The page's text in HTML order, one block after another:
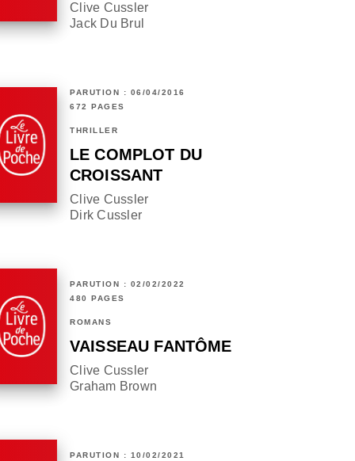
Clive Cussler
Jack Du Brul
PARUTION : 06/04/2016
672 PAGES
THRILLER
LE COMPLOT DU
CROISSANT
Clive Cussler
Dirk Cussler
PARUTION : 02/02/2022
480 PAGES
ROMANS
VAISSEAU FANTÔME
Clive Cussler
Graham Brown
PARUTION : 10/02/2021